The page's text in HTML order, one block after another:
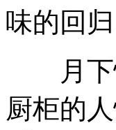
味的回归
月下忙
厨柜的